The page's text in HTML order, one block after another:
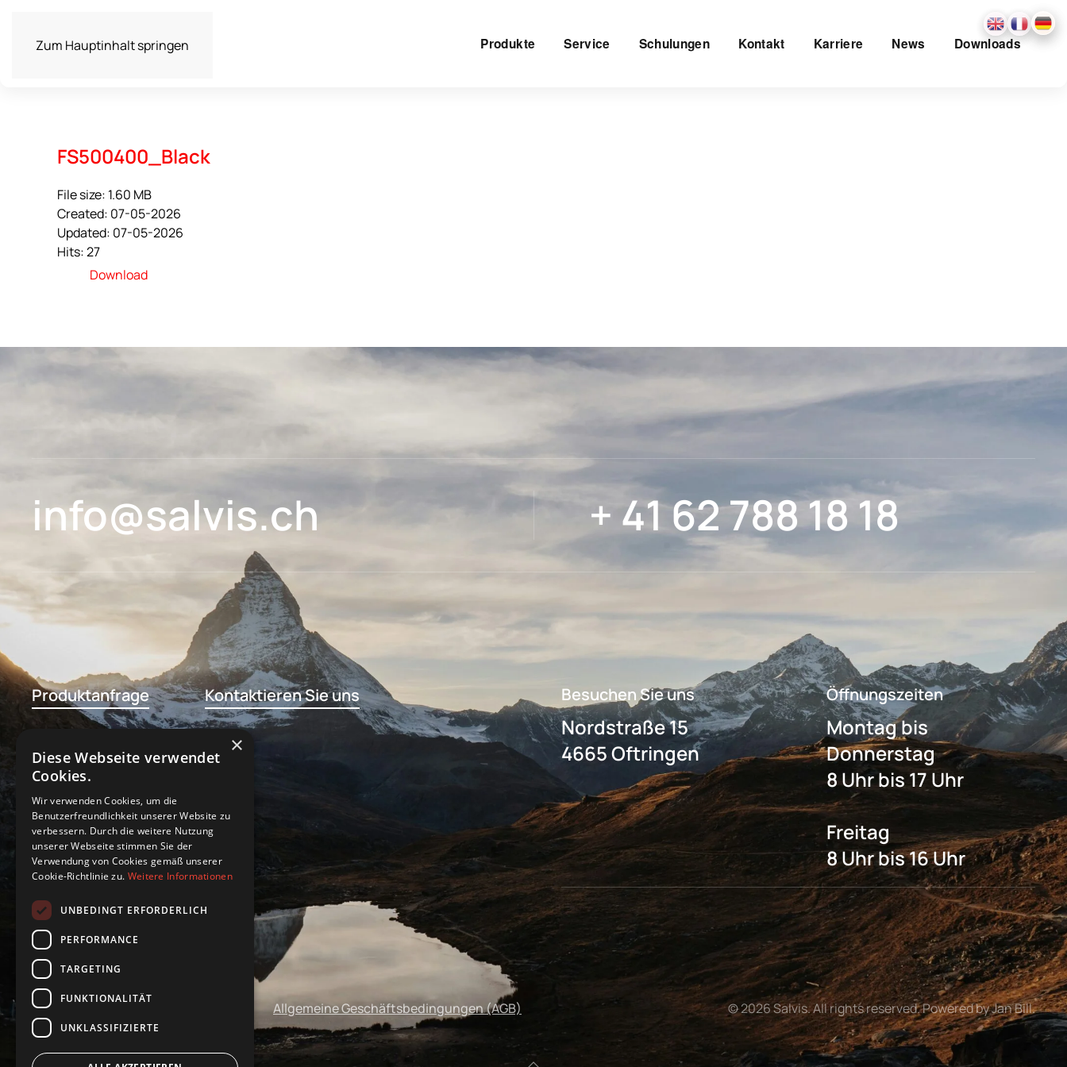
Zum Hauptinhalt springen Produkte Service Schulungen Kontakt Karriere News Downloads
FS500400_Black
File size: 1.60 MB
Created: 07-05-2026
Updated: 07-05-2026
Hits: 27
Download
info@salvis.ch + 41 62 788 18 18
Produktanfrage Kontaktieren Sie uns Besuchen Sie uns
Nordstraße 15
4665 Oftringen
Öffnungszeiten
Montag bis
Donnerstag
8 Uhr bis 17 Uhr
Freitag
8 Uhr bis 16 Uhr
Impressum Allgemeine Geschäftsbedingungen (AGB) ©2026Salvis. All rights reserved. Powered by Jan Bill.
×
Diese Webseite verwendet
Cookies.
Wir verwenden Cookies, um die
Benutzerfreundlichkeit unserer Website zu
verbessern. Durch die weitere Nutzung
unserer Webseite stimmen Sie der
Verwendung von Cookies gemäß unserer
Cookie-Richtlinie zu. Weitere Informationen
UNBEDINGT ERFORDERLICH
PERFORMANCE
TARGETING
FUNKTIONALITÄT
UNKLASSIFIZIERTE